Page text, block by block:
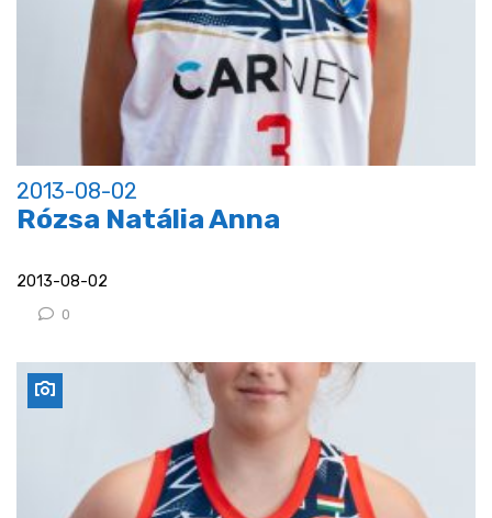
2013-08-02
Rózsa Natália Anna
2013-08-02
0